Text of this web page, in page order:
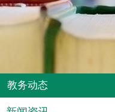
教务动态